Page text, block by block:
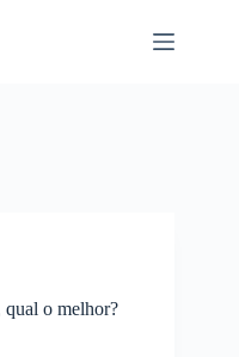
qual o melhor?